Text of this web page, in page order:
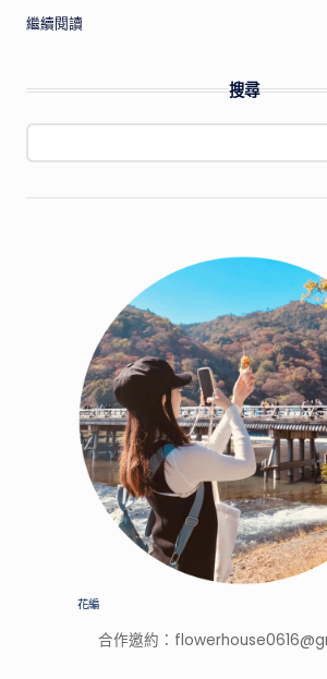
薦，
探
同
繼續閱讀
搜尋
花編
合作邀約：